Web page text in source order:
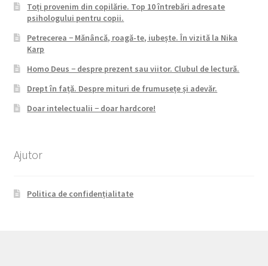
Toți provenim din copilărie. Top 10 întrebări adresate
psihologului pentru copii.
Petrecerea − Mănâncă, roagă-te, iubește. În vizită la Nika
Karp
Homo Deus − despre prezent sau viitor. Clubul de lectură.
Drept în față. Despre mituri de frumusețe și adevăr.
Doar intelectualii − doar hardcore!
Ajutor
Politica de confidențialitate